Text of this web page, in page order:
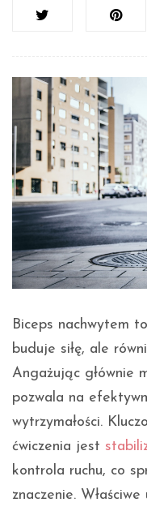
Biceps nachwytem
buduje siłę, ale
Angażując głównie
pozwala na
wytrzymałości.
ćwiczenia jest
kontrola ruchu, co
znaczenie.